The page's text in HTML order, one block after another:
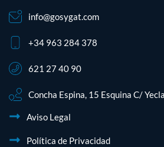
info@gosygat.com
+34 963 284 378
621 27 40 90
Concha Espina, 15 Esquina C/
Aviso Legal
Política de Privacidad